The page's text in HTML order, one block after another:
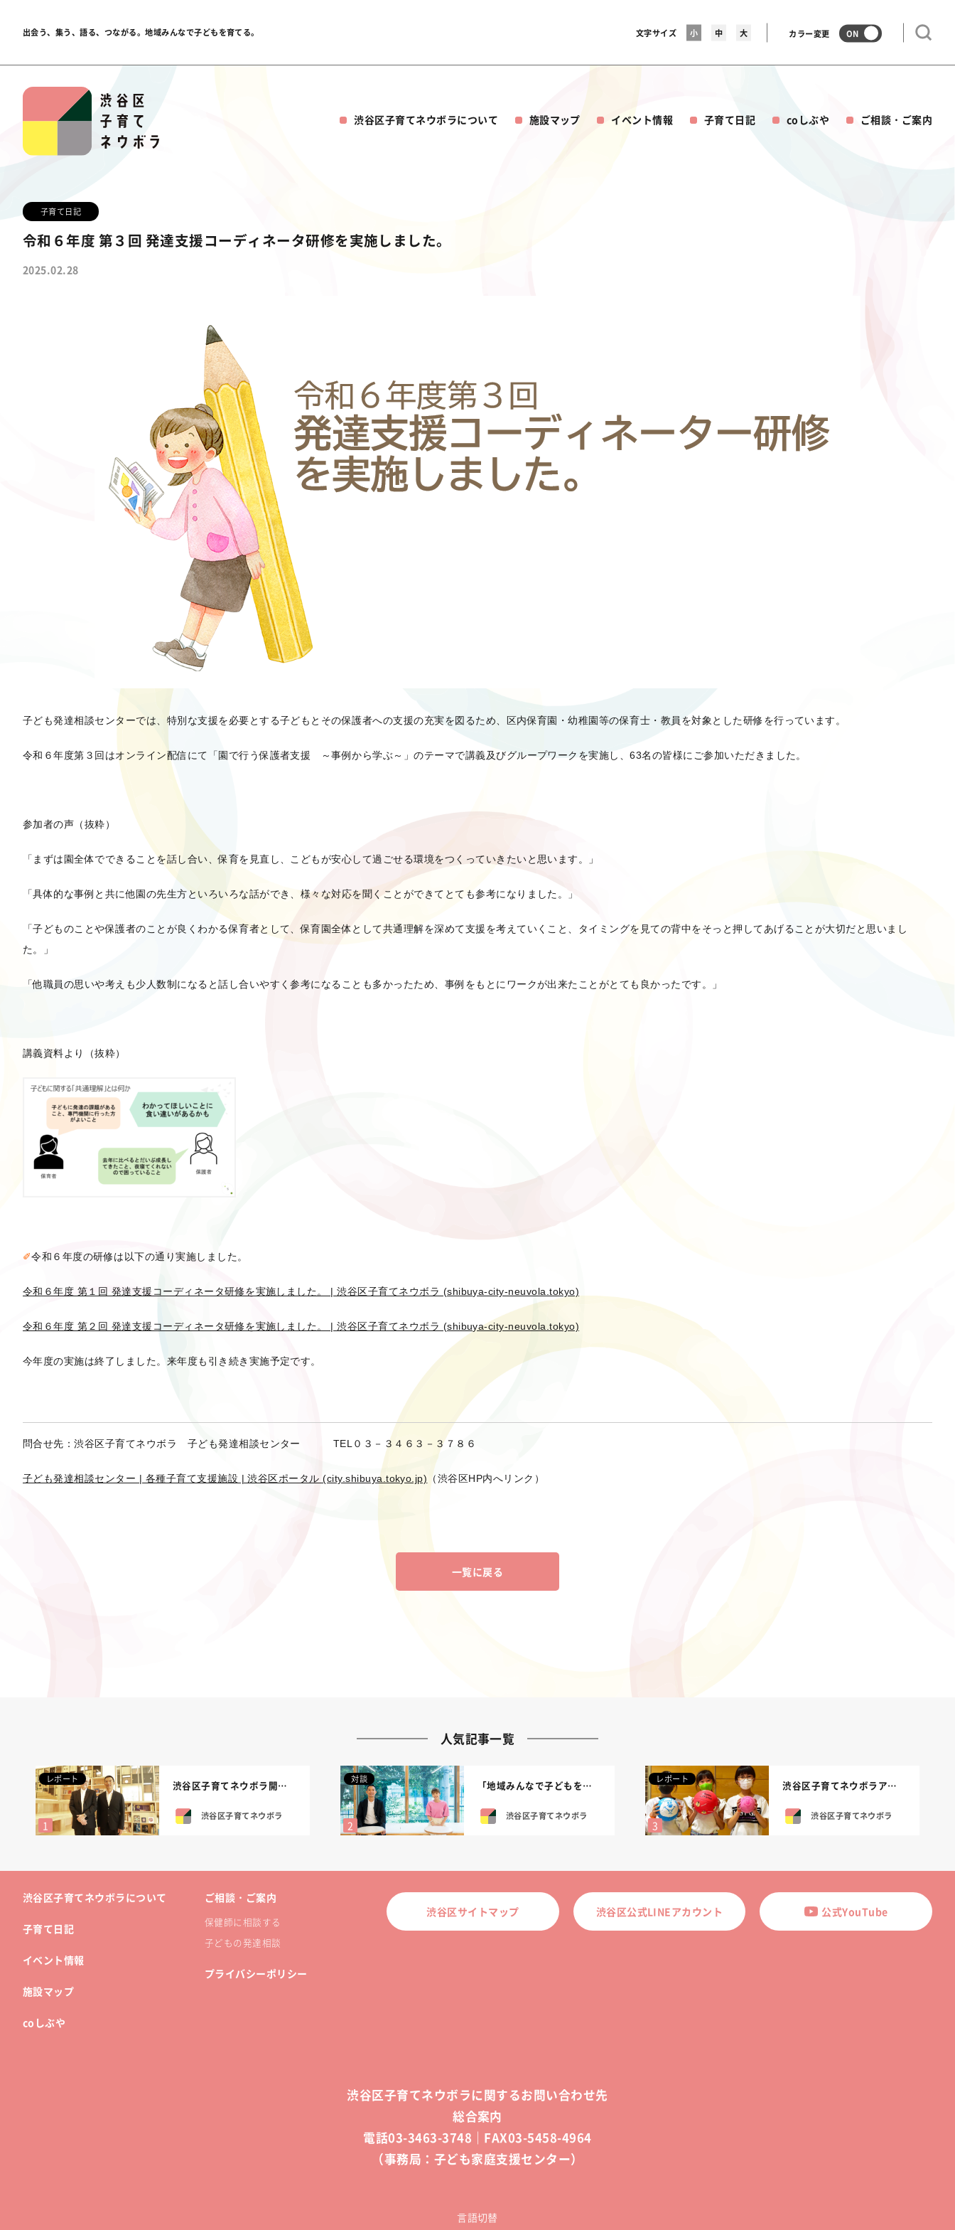
出会う、集う、語る、つながる。地域みんなで子どもを育てる。 文字サイズ 小 中 大 カラー変更 ON
渋谷区子育てネウボラについて 施設マップ イベント情報 子育て日記 coしぶや ご相談・ご案内
子育て日記
令和６年度 第３回 発達支援コーディネータ研修を実施しました。
2025.02.28
子ども発達相談センターでは、特別な支援を必要とする子どもとその保護者への支援の充実を図るため、区内保育園・幼稚園等の保育士・教員を対象とした研修を行っています。
令和６年度第３回はオンライン配信にて「園で行う保護者支援 ～事例から学ぶ～」のテーマで講義及びグループワークを実施し、63名の皆様にご参加いただきました。
参加者の声（抜粋）
「まずは園全体でできることを話し合い、保育を見直し、こどもが安心して過ごせる環境をつくっていきたいと思います。」
「具体的な事例と共に他園の先生方といろいろな話ができ、様々な対応を聞くことができてとても参考になりました。」
「子どものことや保護者のことが良くわかる保育者として、保育園全体として共通理解を深めて支援を考えていくこと、タイミングを見ての背中をそっと押してあげることが大切だと思いまし
た。」
「他職員の思いや考えも少人数制になると話し合いやすく参考になることも多かったため、事例をもとにワークが出来たことがとても良かったです。」
講義資料より（抜粋）
✐令和６年度の研修は以下の通り実施しました。
令和６年度 第１回 発達支援コーディネータ研修を実施しました。 | 渋谷区子育てネウボラ (shibuya-city-neuvola.tokyo)
令和６年度 第２回 発達支援コーディネータ研修を実施しました。 | 渋谷区子育てネウボラ (shibuya-city-neuvola.tokyo)
今年度の実施は終了しました。来年度も引き続き実施予定です。
問合せ先：渋谷区子育てネウボラ 子ども発達相談センター TEL０３－３４６３－３７８６
子ども発達相談センター | 各種子育て支援施設 | 渋谷区ポータル (city.shibuya.tokyo.jp) （渋谷区HP内へリンク）
一覧に戻る
人気記事一覧
レポート 渋谷区子育てネウボラ開設式を行いました。
渋谷区子育てネウボラ
対談 「地域みんなで子どもを育てられる渋谷区に...
渋谷区子育てネウボラ
レポート 渋谷区子育てネウボラアンバサダーの若槻千...
渋谷区子育てネウボラ
渋谷区子育てネウボラについて
子育て日記
イベント情報
施設マップ
coしぶや
ご相談・ご案内
保健師に相談する
子どもの発達相談
プライバシーポリシー
渋谷区サイトマップ 渋谷区公式LINEアカウント 公式YouTube
渋谷区子育てネウボラに関するお問い合わせ先
総合案内
電話03-3463-3748｜FAX03-5458-4964
（事務局：子ども家庭支援センター）
言語切替